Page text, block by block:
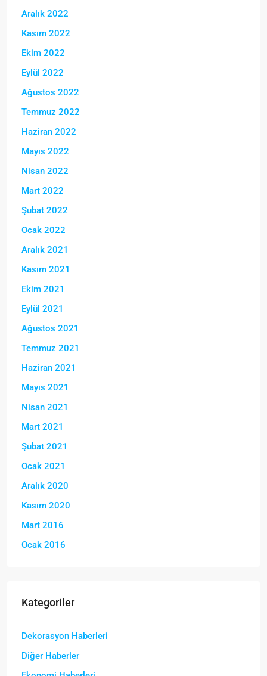
Aralık 2022
Kasım 2022
Ekim 2022
Eylül 2022
Ağustos 2022
Temmuz 2022
Haziran 2022
Mayıs 2022
Nisan 2022
Mart 2022
Şubat 2022
Ocak 2022
Aralık 2021
Kasım 2021
Ekim 2021
Eylül 2021
Ağustos 2021
Temmuz 2021
Haziran 2021
Mayıs 2021
Nisan 2021
Mart 2021
Şubat 2021
Ocak 2021
Aralık 2020
Kasım 2020
Mart 2016
Ocak 2016
Kategoriler
Dekorasyon Haberleri
Diğer Haberler